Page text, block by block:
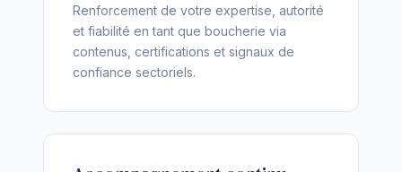
Renforcement de votre expertise, autorité
et fiabilité en tant que boucherie via
contenus, certifications et signaux de
confiance sectoriels.